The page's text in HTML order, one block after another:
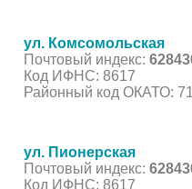
ул. Комсомольская
Почтовый индекс:
Код ИФНС: 8617
Районный код ОКАТО:
ул. Пионерская
Почтовый индекс:
Код ИФНС: 8617